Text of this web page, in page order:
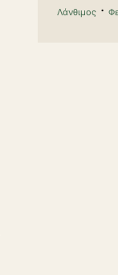
Λάνθιμος ·